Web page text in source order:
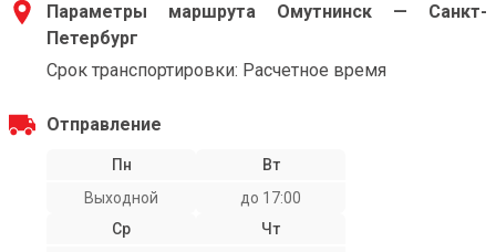
Параметры маршрута Омутнинск — Санкт-
Петербург
Срок транспортировки: Расчетное время
Отправление
Пн
Выходной
Вт
до 17:00
Ср
Чт